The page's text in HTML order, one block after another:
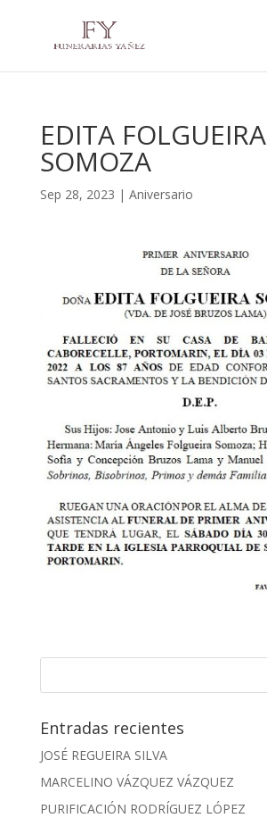
EDITA FOLGUEIRA
SOMOZA
Sep 28, 2023 | Aniversario
Entradas recientes
JOSÉ REGUEIRA SILVA
MARCELINO VÁZQUEZ VÁZQUEZ
PURIFICACIÓN RODRÍGUEZ LÓPEZ